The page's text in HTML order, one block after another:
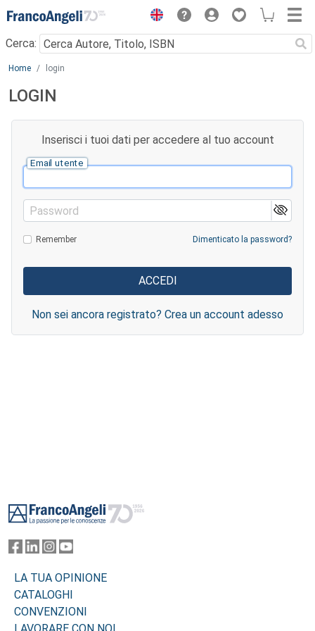
Menu
Cerca:
Main content
Home login
LOGIN
Inserisci i tuoi dati per accedere al tuo account
Email utente
Password
Remember Dimenticato la password?
Non sei ancora registrato? Crea un account adesso
LA TUA OPINIONE
CATALOGHI
CONVENZIONI